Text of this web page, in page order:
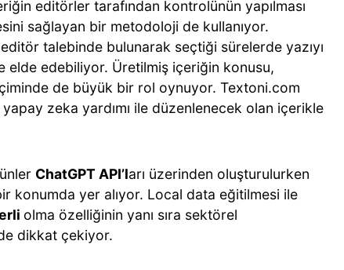
editörler tarafından kontrolünün yapılması
sağlayan bir metodoloji de kullanıyor.
talebinde bulunarak seçtiği sürelerde yazıyı
elde edebiliyor. Üretilmiş içeriğin konusu,
de büyük bir rol oynuyor. Textoni.com
zeka yardımı ile düzenlenecek olan içerikle
ChatGPT API’ları üzerinden oluşturulurken
konumda yer alıyor. Local data eğitilmesi ile
olma özelliğinin yanı sıra sektörel
dikkat çekiyor.